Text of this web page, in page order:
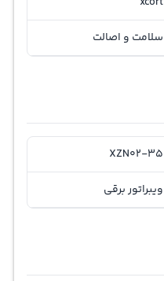
سلامت و اصالت
XZN02-35
ویبراتور برقی